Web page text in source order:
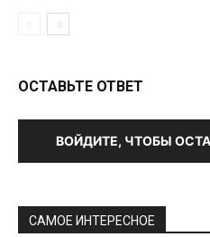
ОСТАВЬТЕ ОТВЕТ
ВОЙДИТЕ, ЧТОБЫ
САМОЕ ИНТЕРЕСНОЕ